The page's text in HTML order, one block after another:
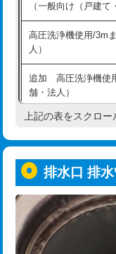
※給水管工事は
給水管工事※（保温
め込み）)
給水管工事※（土の
業)
給水管工事※（塩ビ
用/3ｍまで)
用（追加）/3ｍ超え)
給水管工事※（ライ
管・ポリ管・HT管
給水管工事※（ライ
（一般向け（戸建て
高圧洗浄機使用/3m
人）
追加 高圧洗浄機使
舗・法人）
高度高圧洗浄換
トーラー機使用/3m
追加トーラー機使用
カメラ調査
上記の表をスクロー
排水口 排